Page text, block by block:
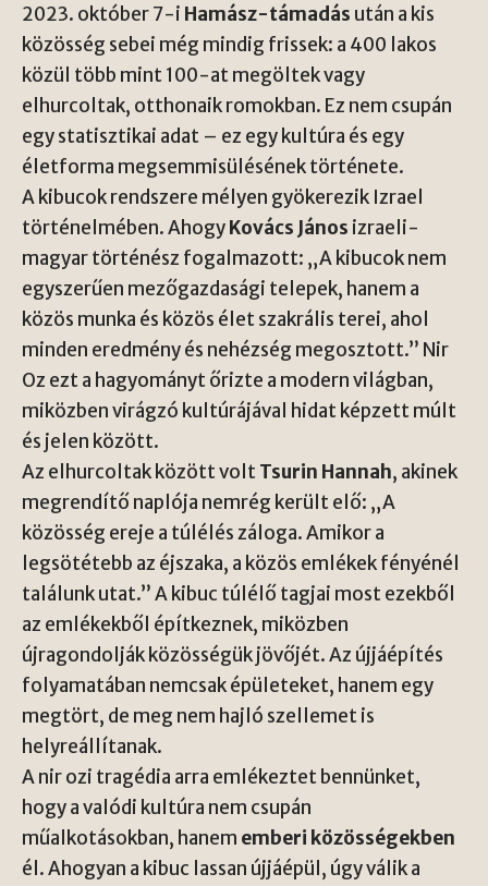
2023. október 7-i Hamász-támadás után a kis
közösség sebei még mindig frissek: a 400 lakos
közül több mint 100-at megöltek vagy
elhurcoltak, otthonaik romokban. Ez nem csupán
egy statisztikai adat – ez egy kultúra és egy
életforma megsemmisülésének története.
A kibucok rendszere mélyen gyökerezik Izrael
történelmében. AhogyKovács János izraeli-
magyar történész fogalmazott: „A kibucok nem
egyszerűen mezőgazdasági telepek, hanem a
közös munka és közös élet szakrális terei, ahol
minden eredmény és nehézség megosztott.” Nir
Oz ezt a hagyományt őrizte a modern világban,
miközben virágzó kultúrájával hidat képzett múlt
és jelen között.
Az elhurcoltak között voltTsurin Hannah, akinek
megrendítő naplója nemrég került elő: „A
közösség ereje a túlélés záloga. Amikor a
legsötétebb az éjszaka, a közös emlékek fényénél
találunk utat.” A kibuc túlélő tagjai most ezekből
az emlékekből építkeznek, miközben
újragondolják közösségük jövőjét. Az újjáépítés
folyamatában nemcsak épületeket, hanem egy
megtört, de meg nem hajló szellemet is
helyreállítanak.
A nir ozi tragédia arra emlékeztet bennünket,
hogy a valódi kultúra nem csupán
műalkotásokban, hanem emberi közösségekben
él. Ahogyan a kibuc lassan újjáépül, úgy válik a